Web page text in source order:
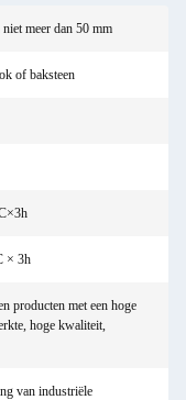
niet meer dan 50 mm
of baksteen
× 3h
producten met een hoge
hoge kwaliteit,
van industriële